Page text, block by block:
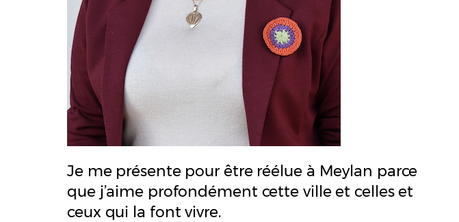
Je me présente pour être réélue à Meylan parce
que j’aime profondément cette ville et celles et
ceux qui la font vivre.